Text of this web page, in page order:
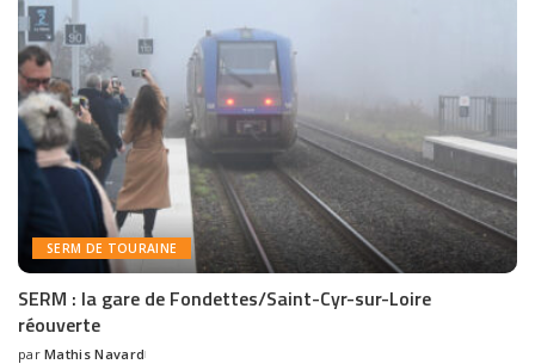
SERM DE TOURAINE
SERM : la gare de Fondettes/Saint-Cyr-sur-Loire
réouverte
par Mathis Navard